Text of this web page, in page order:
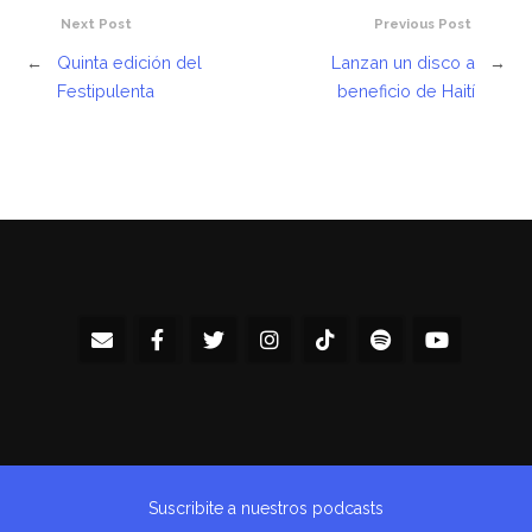
Previous Post
Lanzan un disco a
beneficio de Haití
→
Next Post
←
Quinta edición del
Festipulenta
Suscribite a nuestros podcasts